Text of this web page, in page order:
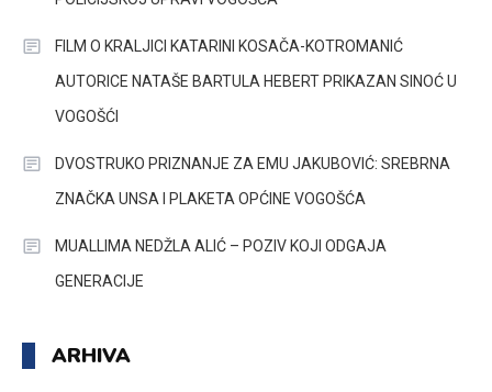
FILM O KRALJICI KATARINI KOSAČA-KOTROMANIĆ
AUTORICE NATAŠE BARTULA HEBERT PRIKAZAN SINOĆ U
VOGOŠĆI
DVOSTRUKO PRIZNANJE ZA EMU JAKUBOVIĆ: SREBRNA
ZNAČKA UNSA I PLAKETA OPĆINE VOGOŠĆA
MUALLIMA NEDŽLA ALIĆ – POZIV KOJI ODGAJA
GENERACIJE
ARHIVA